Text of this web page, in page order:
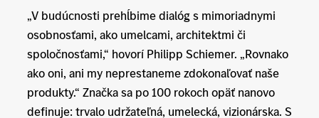
„V budúcnosti prehĺbime dialóg s mimoriadnymi
osobnosťami, ako umelcami, architektmi či
spoločnosťami,“ hovorí Philipp Schiemer. „Rovnako
ako oni, ani my neprestaneme zdokonaľovať naše
produkty.“ Značka sa po 100 rokoch opäť nanovo
definuje: trvalo udržateľná, umelecká, vizionárska. S